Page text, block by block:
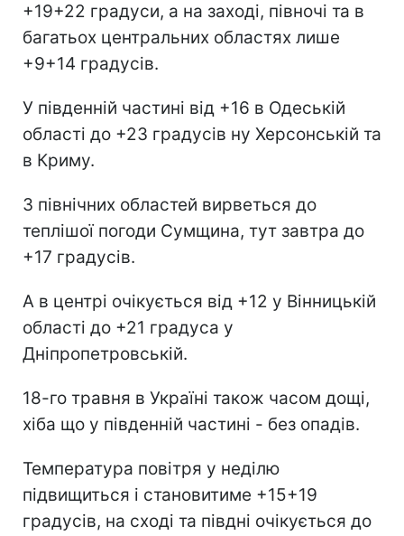
+19+22 градуси, а на заході, півночі та в
багатьох центральних областях лише
+9+14 градусів.
У південній частині від +16 в Одеській
області до +23 градусів ну Херсонській та
в Криму.
З північних областей вирветься до
теплішої погоди Сумщина, тут завтра до
+17 градусів.
А в центрі очікується від +12 у Вінницькій
області до +21 градуса у
Дніпропетровській.
18-го травня в Україні також часом дощі,
хіба що у південній частині - без опадів.
Температура повітря у неділю
підвищиться і становитиме +15+19
градусів, на сході та півдні очікується до